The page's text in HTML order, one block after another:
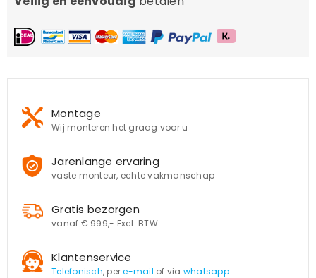
Montage
Wij monteren het graag voor u
Jarenlange ervaring
vaste monteur, echte vakmanschap
Gratis bezorgen
vanaf € 999,- Excl. BTW
Klantenservice
Telefonisch, pere-mail of via whatsapp